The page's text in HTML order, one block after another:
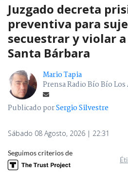
Juzgado decreta
preventiva para
secuestrar y violar
Santa Bárbara
Mario Tapia
Prensa Radio Bío Bío
Publicado porSergio Silvestre
Sábado 08 Agosto, 2026 | 22:31
Seguimos criterios de